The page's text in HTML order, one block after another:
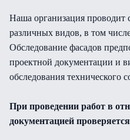
Наша организация проводит
различных видов, в том
Обследование фасадов
проектной документации и
обследования технического
При проведении работ в
документацией